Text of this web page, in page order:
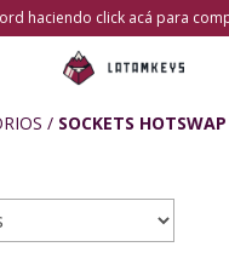
haciendo click acá para
/ SOCKETS HOTSWAP